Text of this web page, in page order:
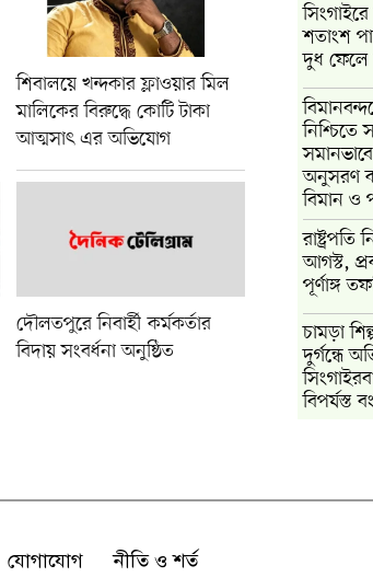
শিবালয়ে খন্দকার ফ্লাওয়ার মিল
মালিকের বিরুদ্ধে কোটি টাকা
আত্মসাৎ এর অভিযোগ
দৌলতপুরে নিবার্হী কর্মকর্তার
বিদায় সংবর্ধনা অনুষ্ঠিত
শতাংশ
দুধ
অনুসরণ
বিমান ও
রাষ্ট্রপতি
আগস্ট,
পূর্ণাঙ্গ
চামড়া
দুর্গন্ধে
বিপর্যস্ত
যোগাযোগ নীতি ও শর্ত